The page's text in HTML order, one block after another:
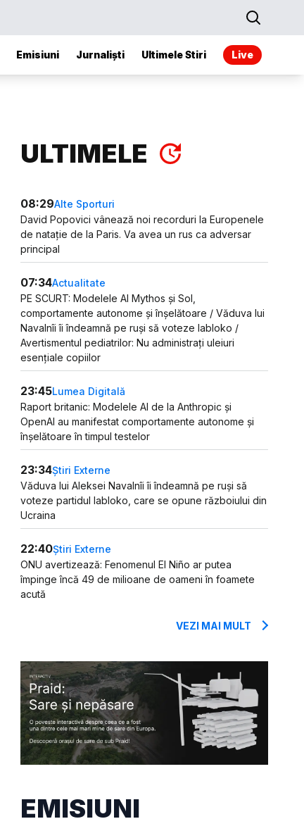
Emisiuni Jurnaliști Ultimele Stiri Live
ULTIMELE
08:29Alte Sporturi
David Popovici vânează noi recorduri la Europenele
de natație de la Paris. Va avea un rus ca adversar
principal
07:34Actualitate
PE SCURT: Modelele AI Mythos și Sol,
comportamente autonome și înșelătoare / Văduva lui
Navalnîi îi îndeamnă pe ruși să voteze Iabloko /
Avertismentul pediatrilor: Nu administrați uleiuri
esențiale copiilor
23:45Lumea Digitală
Raport britanic: Modelele AI de la Anthropic și
OpenAI au manifestat comportamente autonome și
înșelătoare în timpul testelor
23:34Știri Externe
Văduva lui Aleksei Navalnîi îi îndeamnă pe ruși să
voteze partidul Iabloko, care se opune războiului din
Ucraina
22:40Știri Externe
ONU avertizează: Fenomenul El Niño ar putea
împinge încă 49 de milioane de oameni în foamete
acută
VEZI MAI MULT
EMISIUNI